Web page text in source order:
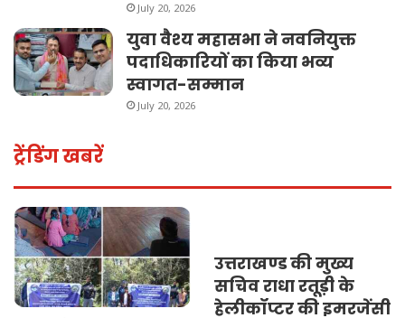
July 20, 2026
युवा वैश्य महासभा ने नवनियुक्त
पदाधिकारियों का किया भव्य
स्वागत-सम्मान
July 20, 2026
ट्रेंडिंग खबरें
उत्तराखण्ड की मुख्य
सचिव राधा रतूड़ी के
हेलीकॉप्टर की इमरजेंसी